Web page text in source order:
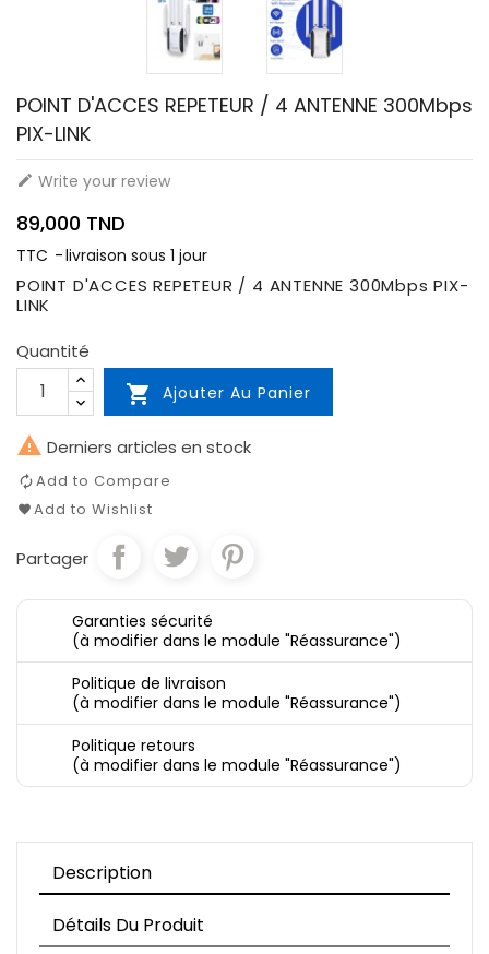
POINT D'ACCES REPETEUR / 4 ANTENNE 300Mbps
PIX-LINK
 Write your review
89,000 TND
TTC livraison sous 1 jour
POINT D'ACCES REPETEUR / 4 ANTENNE 300Mbps PIX-
LINK
Quantité
 Ajouter Au Panier
 Derniers articles en stock
Add to Compare
Add to Wishlist
Partager
Garanties sécurité
(à modifier dans le module "Réassurance")
Politique de livraison
(à modifier dans le module "Réassurance")
Politique retours
(à modifier dans le module "Réassurance")
Description
Détails Du Produit